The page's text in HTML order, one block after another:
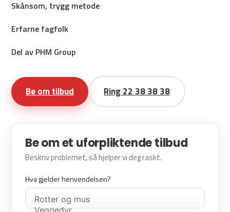
Skånsom, trygg metode
Erfarne fagfolk
Del av PHM Group
Be om tilbud Ring 22 38 38 38
Be om et uforpliktende tilbud
Beskriv problemet, så hjelper vi deg raskt.
Hva gjelder henvendelsen?